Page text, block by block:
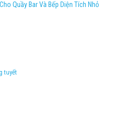
Quầy Bar Và Bếp Diện Tích Nhỏ
tuyết